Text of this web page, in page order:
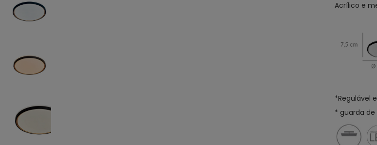
Acrílico e
*Regulável
* guarda